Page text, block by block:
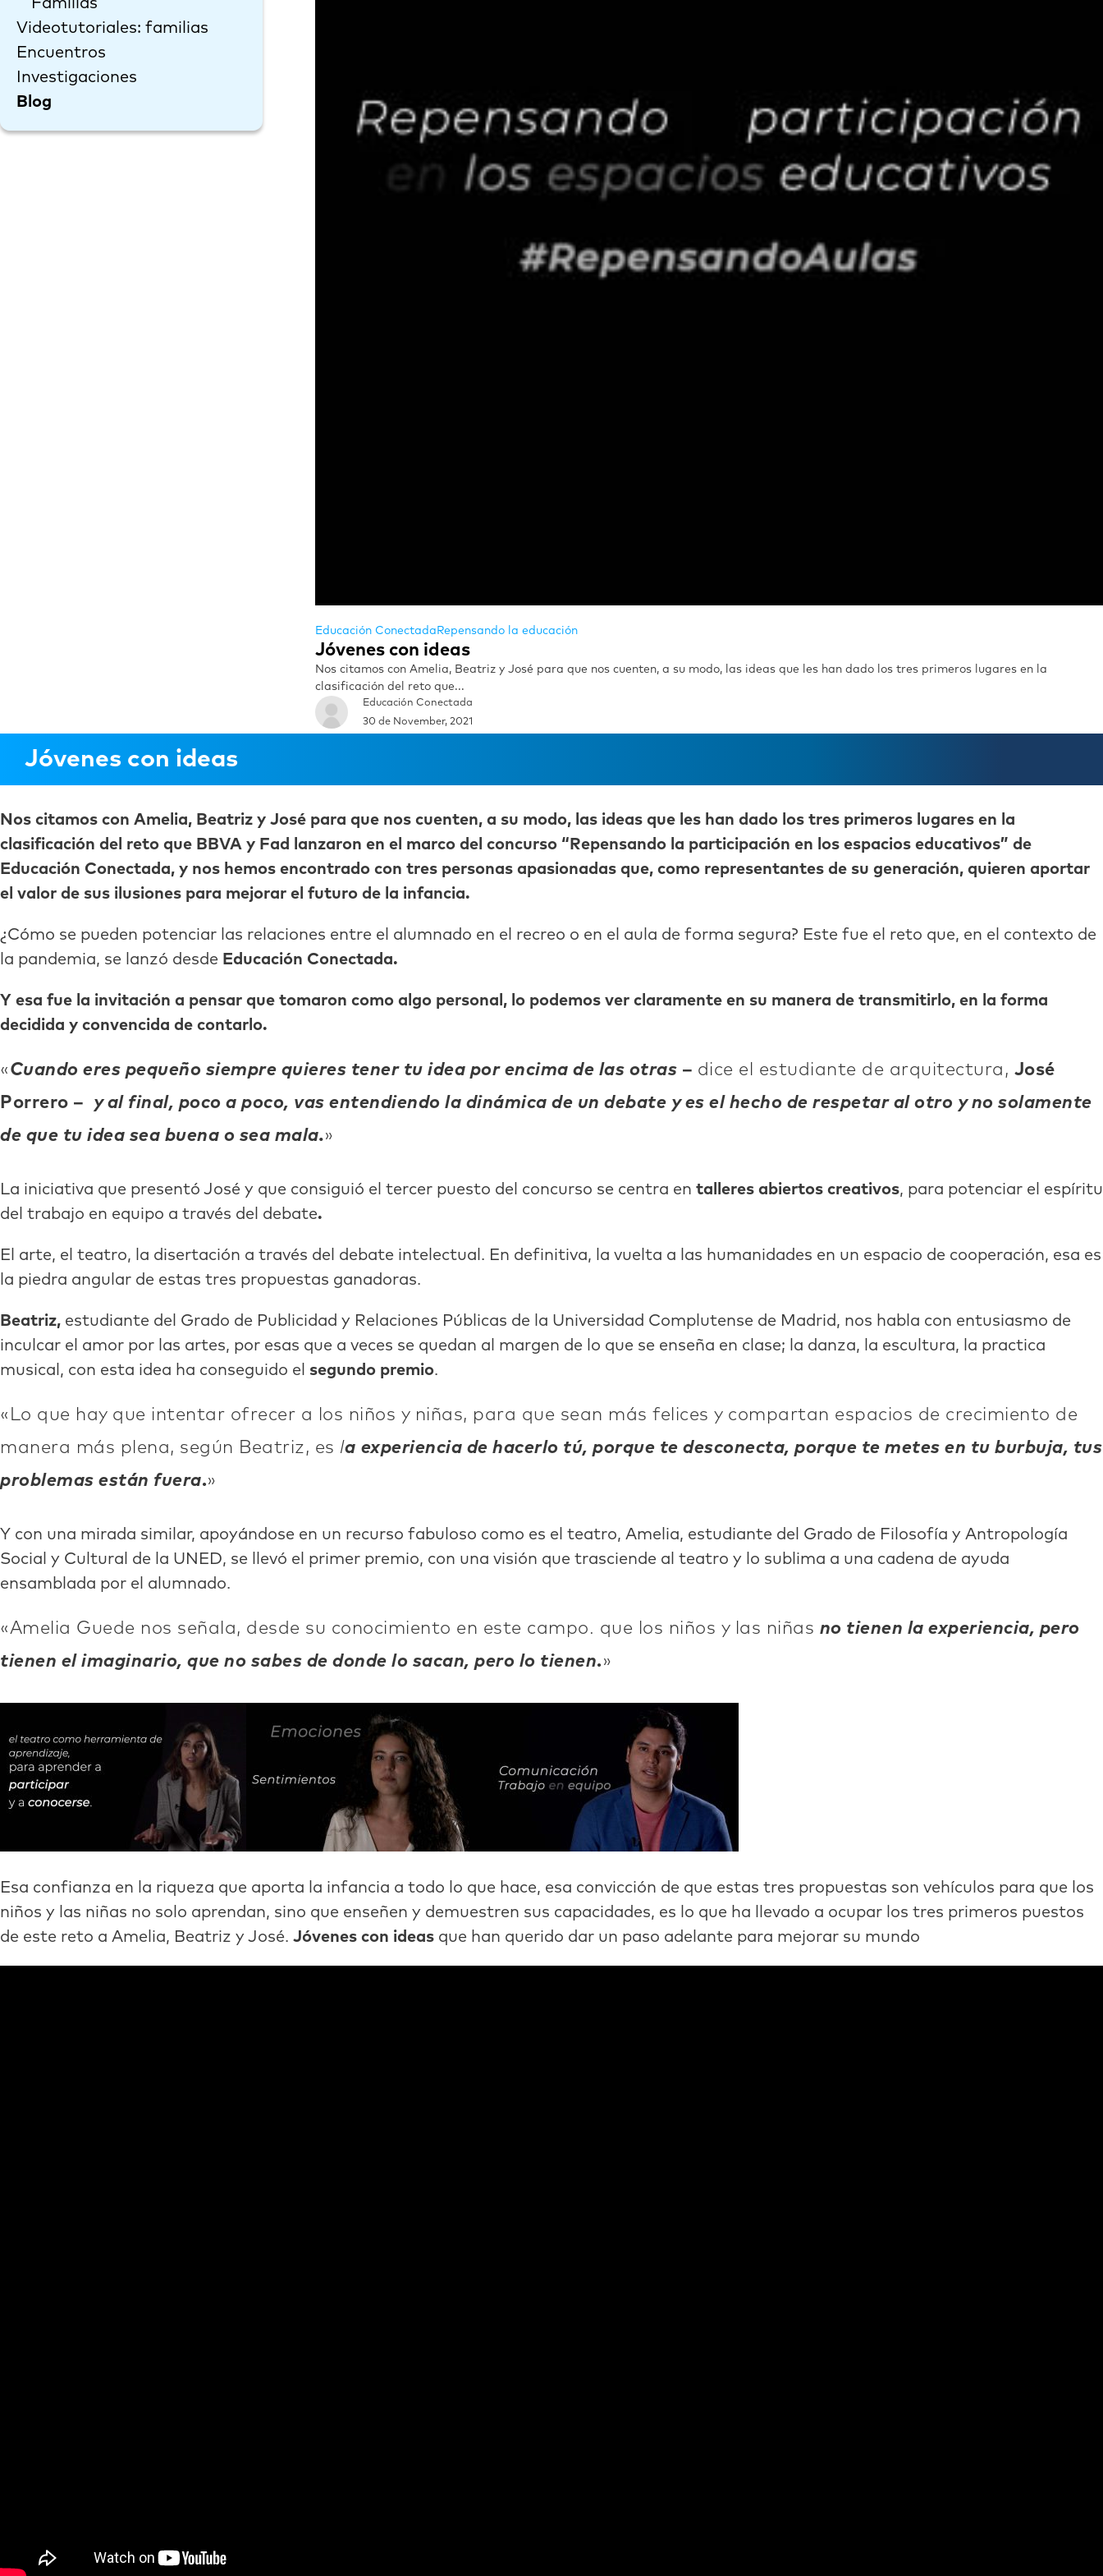
Familias
Videotutoriales: familias
Encuentros
Investigaciones
Blog
Educación Conectada Repensando la educación
Jóvenes con ideas
Nos citamos con Amelia, Beatriz y José para que nos cuenten, a su modo, las ideas que les han dado los tres primeros lugares en la
clasificación del reto que...
Educación Conectada
30 de November, 2021
Jóvenes con ideas
Nos citamos con Amelia, Beatriz y José para que nos cuenten, a su modo, las ideas que les han dado los tres primeros lugares en la
clasificación del reto que BBVA y Fad lanzaron en el marco del concurso “Repensando la participación en los espacios educativos” de
Educación Conectada, y nos hemos encontrado con tres personas apasionadas que, como representantes de su generación, quieren aportar
el valor de sus ilusiones para mejorar el futuro de la infancia.
¿Cómo se pueden potenciar las relaciones entre el alumnado en el recreo o en el aula de forma segura? Este fue el reto que, en el contexto de
la pandemia, se lanzó desde Educación Conectada.
Y esa fue la invitación a pensar que tomaron como algo personal, lo podemos ver claramente en su manera de transmitirlo, en la forma
decidida y convencida de contarlo.
Cuando eres pequeño siempre quieres tener tu idea por encima de las otras – dice el estudiante de arquitectura, José
Porrero – y al final, poco a poco, vas entendiendo la dinámica de un debate y es el hecho de respetar al otro y no solamente
de que tu idea sea buena o sea mala.
La iniciativa que presentó José y que consiguió el tercer puesto del concurso se centra en talleres abiertos creativos, para potenciar el espíritu
del trabajo en equipo a través del debate.
El arte, el teatro, la disertación a través del debate intelectual. En definitiva, la vuelta a las humanidades en un espacio de cooperación, esa es
la piedra angular de estas tres propuestas ganadoras.
Beatriz, estudiante del Grado de Publicidad y Relaciones Públicas de la Universidad Complutense de Madrid, nos habla con entusiasmo de
inculcar el amor por las artes, por esas que a veces se quedan al margen de lo que se enseña en clase; la danza, la escultura, la practica
musical, con esta idea ha conseguido el segundo premio.
Lo que hay que intentar ofrecer a los niños y niñas, para que sean más felices y compartan espacios de crecimiento de
manera más plena, según Beatriz, es la experiencia de hacerlo tú, porque te desconecta, porque te metes en tu burbuja, tus
problemas están fuera.
Y con una mirada similar, apoyándose en un recurso fabuloso como es el teatro, Amelia, estudiante del Grado de Filosofía y Antropología
Social y Cultural de la UNED, se llevó el primer premio, con una visión que trasciende al teatro y lo sublima a una cadena de ayuda
ensamblada por el alumnado.
Amelia Guede nos señala, desde su conocimiento en este campo. que los niños y las niñas no tienen la experiencia, pero
tienen el imaginario, que no sabes de donde lo sacan, pero lo tienen.
Esa confianza en la riqueza que aporta la infancia a todo lo que hace, esa convicción de que estas tres propuestas son vehículos para que los
niños y las niñas no solo aprendan, sino que enseñen y demuestren sus capacidades, es lo que ha llevado a ocupar los tres primeros puestos
de este reto a Amelia, Beatriz y José. Jóvenes con ideas que han querido dar un paso adelante para mejorar su mundo